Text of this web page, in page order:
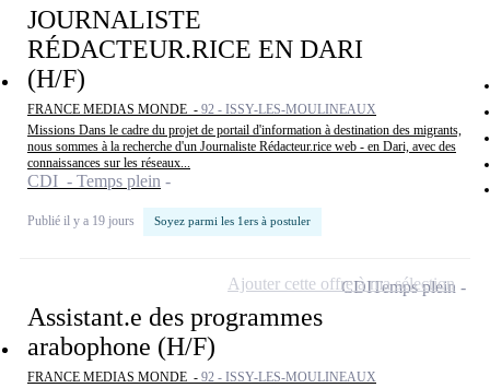
JOURNALISTE
RÉDACTEUR.RICE EN DARI
(H/F)
FRANCE MEDIAS MONDE - 92 - ISSY-LES-MOULINEAUX
Missions Dans le cadre du projet de portail d'information à destination des migrants,
nous sommes à la recherche d'un Journaliste Rédacteur.rice web - en Dari, avec des
connaissances sur les réseaux...
CDI - Temps plein
Publié il y a 19 jours Soyez parmi les 1ers à postuler
Assistant.e des programmes
arabophone (H/F)
FRANCE MEDIAS MONDE - 92 - ISSY-LES-MOULINEAUX
CDITemps plein
Ajouter cette offre à ma sélection